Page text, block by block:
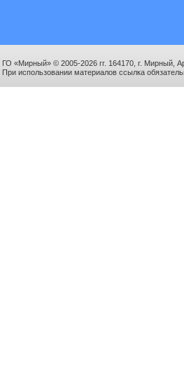
ГО «Мирный» © 2005-2026 гг. 164170, г. Мирный,
При использовании материалов ссылка